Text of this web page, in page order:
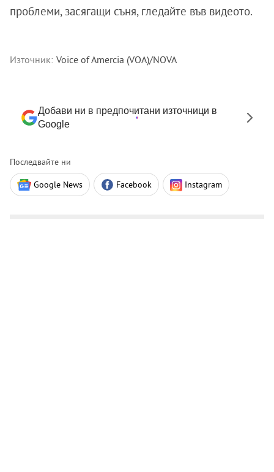
проблеми, засягащи съня, гледайте във видеото.
Източник: Voice of Amercia (VOA)/NOVA
Добави ни в предпочитани източници в
Google
Последвайте ни
Google News Facebook Instagram